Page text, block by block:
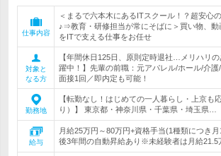
仕事内容
＜まるで六本木にあるITスクール！？超安心
♪⇒教育・研修担当が常にそばに＞買い物、
をITで支える仕事をお任せ
対象と
なる方
【年間休日125日、原則定時退社…メリハリ
躍中！】先輩の前職：元アパレル/ホール/介
面接1回／即内定も可能！
勤務地
【転勤なし！はじめての一人暮らし・上京も
り）】 東京都・神奈川県・千葉県・埼玉県…
給与
月給25万円～80万円+資格手当(1種類につき
後3年間の自動昇給あり※未経験者は月給21.5